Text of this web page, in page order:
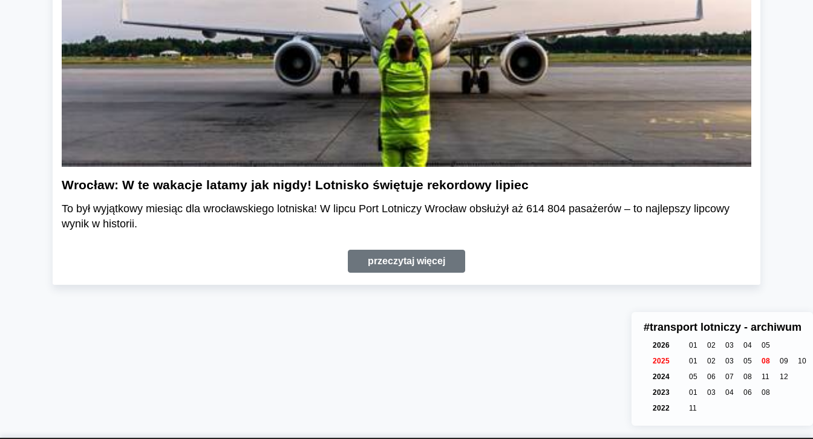
Wrocław: W te wakacje latamy jak nigdy! Lotnisko świętuje rekordowy lipiec
To był wyjątkowy miesiąc dla wrocławskiego lotniska! W lipcu Port Lotniczy Wrocław obsłużył aż 614 804 pasażerów – to najlepszy lipcowy
wynik w historii.
przeczytaj więcej
#transport lotniczy - archiwum
2026 01 02 03 04
05
2025
01 02 03 05 08 09
10
2024
05 06 07 08 11
12
2023
01 03 04 06
08
2022
11